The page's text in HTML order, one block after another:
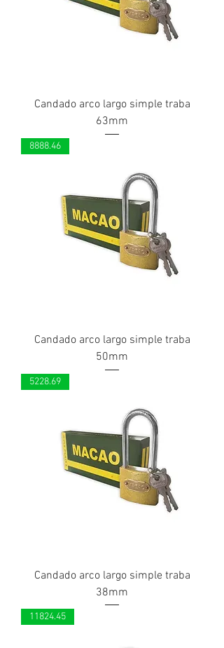
Candado arco largo simple traba
63mm
8888.46
Candado arco largo simple traba
50mm
5228.69
Candado arco largo simple traba
38mm
11824.45